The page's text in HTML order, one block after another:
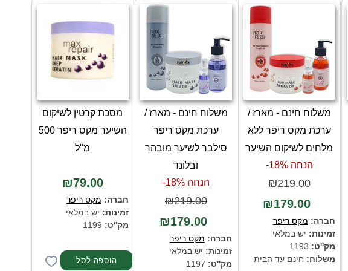
משלוח חינם - מארז /
ערכת מקס ריפר ללא
מלחים לשיקום השיער
הנחה 18%-
₪219.00
₪179.00
חברה: מקס ריפר
זמינות: יש במלאי
מק''ט:
משלוח: חינם עד הבית
משלוח חינם - מארז /
ערכת מקס ריפר
סילבר לשיער מובהר
ובלונד
הנחה 18%-
₪219.00
₪179.00
חברה: מקס ריפר
זמינות: יש במלאי
מק''ט:
מסכת קרטין לשיקום
השיער מקס ריפר 500
מ"ל
₪79.00
חברה: מקס ריפר
זמינות: יש במלאי
מק''ט: